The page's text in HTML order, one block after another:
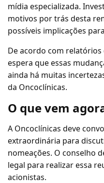
mídia especializada.
motivos por trás desta
possíveis implicações
De acordo com relatórios
espera que essas
ainda há muitas
da Oncoclínicas.
O que vem
A Oncoclínicas deve
extraordinária para
nomeações. O conselho
legal para realizar essa
acionistas.